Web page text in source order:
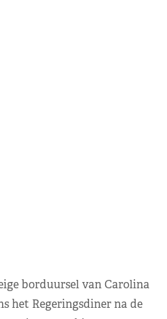
borduursel van Carolina
het Regeringsdiner na de